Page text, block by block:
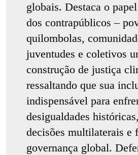
globais. Destaca o
dos contrapúblicos –
quilombolas,
juventudes e coletivos
construção de justiça
ressaltando que sua
indispensável para
desigualdades
decisões multilaterais e
governança global.